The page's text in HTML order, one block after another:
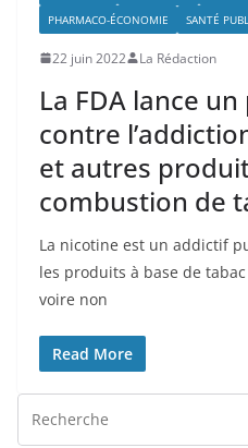
PHARMACO-ÉCONOMIE
SANTÉ
22 juin 2022 La Rédaction
La FDA lance
contre
et autres
combustion de
La nicotine est un addictif
les produits à base de
voire non
Read More